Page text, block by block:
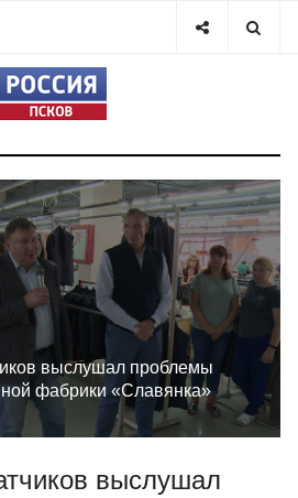
выслушал проблемы
фабрики «Славянка»
выслушал